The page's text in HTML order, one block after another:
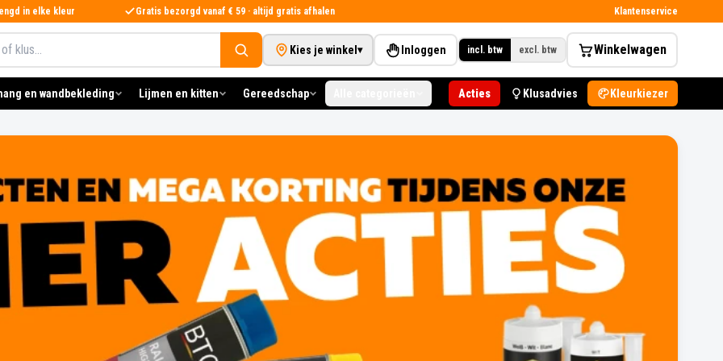
in elke kleur Gratis bezorgd vanaf € 59 · altijd gratis afhalen Klantenservice
Kies je winkel ▾ Inloggen incl. btw excl. btw Winkelwagen
en wandbekleding Lijmen en kitten Gereedschap Acties Klusadvies Kleurkiezer